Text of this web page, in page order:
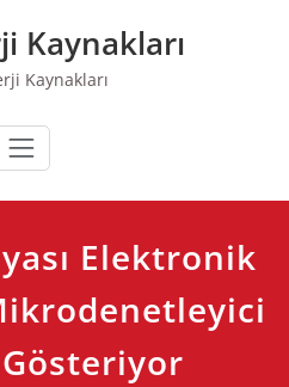
Kaynakları
Kaynakları
Elektronik